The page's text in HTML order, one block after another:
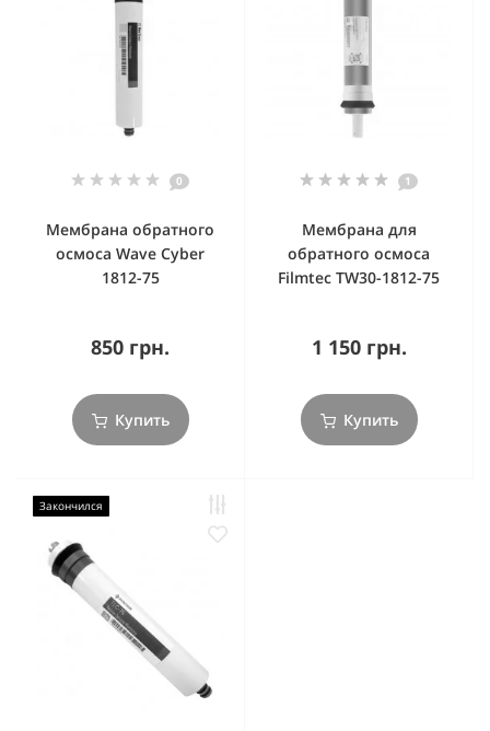
0
Мембрана обратного
осмоса Wave Cyber
1812-75
850 грн.
Купить
1
Мембрана для
обратного осмоса
Filmtec TW30-1812-75
1 150 грн.
Купить
Закончился